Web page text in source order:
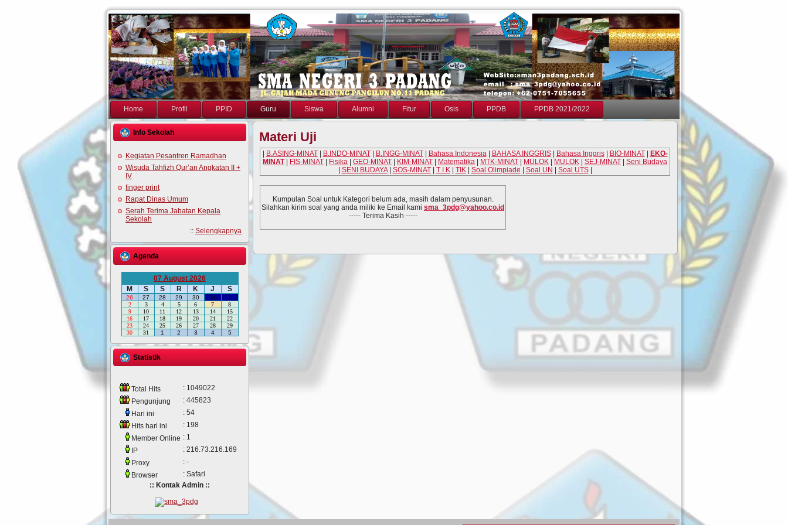
Home Profil PPID Guru Siswa Alumni Fitur Osis PPDB PPDB 2021/2022
Info Sekolah
Kegiatan Pesantren Ramadhan
Wisuda Tahfizh Qur’an Angkatan II +
IV
finger print
Rapat Dinas Umum
Serah Terima Jabatan Kepala
Sekolah
:: Selengkapnya
Agenda
07 August 2026
M
S S R K J S
26 27 28 29 30 31
1
2
3 4 5 6 7
8
9
10 11 12 13 14
15
16
17 18 19 20 21
22
23
24 25 26 27 28
29
30
31 1 2 3 4 5
Statistik
Total Hits
: 1049022
Pengunjung
: 445823
Hari ini
: 54
Hits hari ini
: 198
Member Online : 1
IP
: 216.73.216.169
Proxy
: -
Browser
: Safari
:: Kontak Admin ::
Materi Uji
| B.ASING-MINAT| B.INDO-MINAT| B.INGG-MINAT| Bahasa Indonesia | BAHASA INGGRIS| Bahasa Inggris| BIO-MINAT| EKO-
MINAT| FIS-MINAT | Fisika | GEO-MINAT | KIM-MINAT | Matematika | MTK-MINAT | MULOK | MULOK | SEJ-MINAT | Seni Budaya
| SENI BUDAYA| SOS-MINAT| T I K | TIK | Soal Olimpiade | Soal UN | Soal UTS|
Kumpulan Soal untuk Kategori belum ada, masih dalam penyusunan.
Silahkan kirim soal yang anda miliki ke Email kami sma_3pdg@yahoo.co.id
----- Terima Kasih -----